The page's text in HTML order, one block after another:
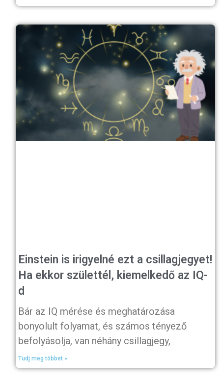
Einstein is irigyelné ezt a csillagjegyet!
Ha ekkor születtél, kiemelkedő az IQ-
d
Bár az IQ mérése és meghatározása
bonyolult folyamat, és számos tényező
befolyásolja, van néhány csillagjegy,
Tudj meg többet »